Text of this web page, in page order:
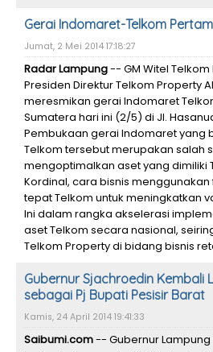
Gerai Indomaret-Telkom
Jumat, 2 Mei 2014 17:18:27
Radar Lampung-- GM Witel
Presiden Direktur Telkom Property
meresmikan gerai Indomaret
Sumatera hari ini (2/5) di Jl.
Pembukaan gerai Indomaret yang
Telkom tersebut merupakan salah
mengoptimalkan aset yang dimiliki
Kordinal, cara bisnis
tepat Telkom untuk meningkatkan
Ini dalam rangka akselerasi
aset Telkom secara nasional,
Telkom Property di bidang bisnis
Gubernur Sjachroedin Kembali
sebagai Pj Bupati Pesisir Barat
Kamis, 24 April 2014 19:41:33
Saibumi.com-- Gubernur Lampung